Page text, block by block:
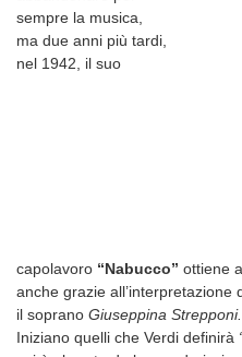
sempre la musica,
ma due anni più tardi,
nel 1942, il suo
capolavoro “Nabucco” ottiene
anche grazie all’interpretazione
il soprano Giuseppina Strepponi.
Iniziano quelli che Verdi definirà